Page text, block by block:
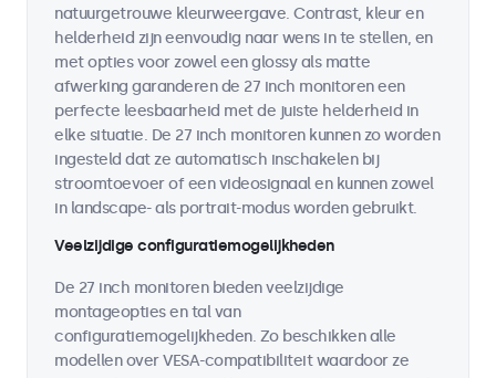
natuurgetrouwe kleurweergave. Contrast, kleur en
helderheid zijn eenvoudig naar wens in te stellen, en
met opties voor zowel een glossy als matte
afwerking garanderen de 27 inch monitoren een
perfecte leesbaarheid met de juiste helderheid in
elke situatie. De 27 inch monitoren kunnen zo worden
ingesteld dat ze automatisch inschakelen bij
stroomtoevoer of een videosignaal en kunnen zowel
in landscape- als portrait-modus worden gebruikt.
Veelzijdige configuratiemogelijkheden
De 27 inch monitoren bieden veelzijdige
montageopties en tal van
configuratiemogelijkheden. Zo beschikken alle
modellen over VESA-compatibiliteit waardoor ze